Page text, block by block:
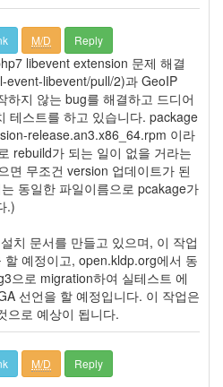
M/D Reply
libevent extension 문제 해결
event-libevent/pull/2)과 GeoIP
지 않는 bug를 해결하고 드디어
테스트를 하고 있습니다. package
release.an3.x86_64.rpm 이라
rebuild가 되는 일이 없을 거라는
면 무조건 version 업데이트가 된
동일한 파일이름으로 pcakage가
.)
치 문서를 만들고 있으며, 이 작업
예정이고, open.kldp.org에서 동
으로 migration하여 실테스트 에
선언을 할 예정입니다. 이 작업은
으로 예상이 됩니다.
M/D Reply